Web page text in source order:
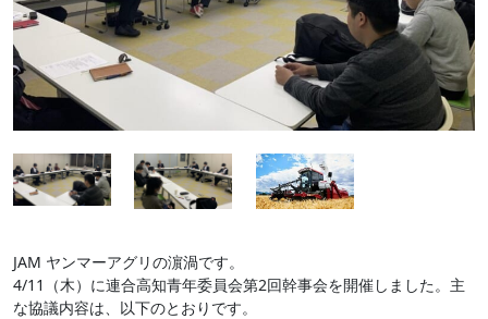
JAM ヤンマーアグリの濵渦です。
4/11（木）に連合高知青年委員会第2回幹事会を開催しました。主
な協議内容は、以下のとおりです。